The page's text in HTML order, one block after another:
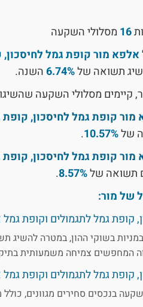
16 מסלולי השקעה
אלפא מור קופת גמל
תשואה של6.74%השנה.
קיימים מסלולי השקעה
קופת גמל לחיסכון,
של10.57%
.
קופת גמל לחיסכון,
תשואה של8.57%
.
של מור:
גמל לתגמולים וקופת גמל
בשוקי ההון, במטרה להשיג
המחפשים צמיחה משמעותית
קופת גמל לתגמולים וקופת
בנכסים סחירים מגוונים, כולל